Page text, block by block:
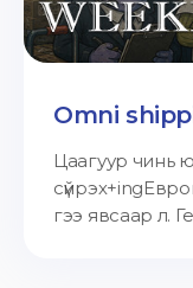
Omni
Цаагуур чинь
гээ явсаар л.